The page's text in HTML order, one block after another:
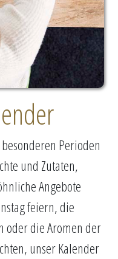
Perioden
und Zutaten,
Angebote
feiern, die
oder die Aromen der
unser Kalender